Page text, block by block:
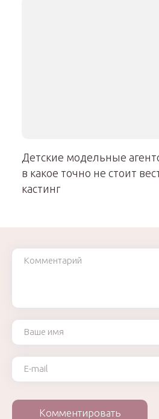
Детские модельные
в какое точно не стоит
кастинг
Комментарий
Ваше имя
Ваш e-mail
Комментировать